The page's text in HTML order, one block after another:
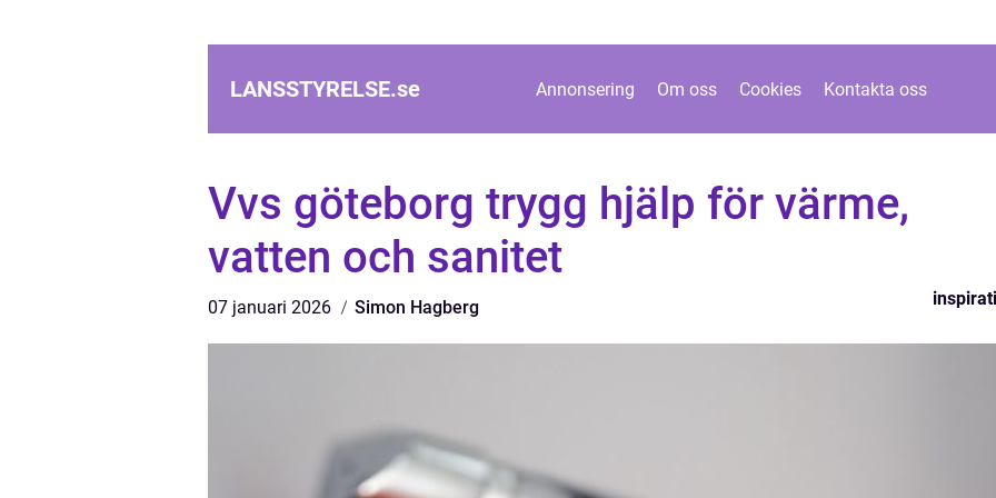
LANSSTYRELSE.se Annonsering Om oss Cookies Kontakta oss
Vvs göteborg trygg hjälp för värme,
vatten och sanitet
07 januari 2026 Simon Hagberg